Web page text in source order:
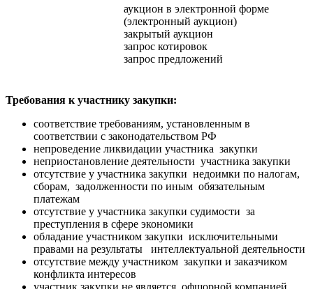
аукцион в электронной форме
(электронный аукцион)
закрытый аукцион
запрос котировок
запрос предложений
Требования к участнику закупки:
соответствие требованиям, установленным в
соответствии с законодательством РФ
непроведение ликвидации участника закупки
неприостановление деятельности участника закупки
отсутствие у участника закупки недоимки по налогам,
сборам, задолженности по иным обязательным
платежам
отсутствие у участника закупки судимости за
преступления в сфере экономики
обладание участником закупки исключительными
правами на результаты интеллектуальной деятельности
отсутствие между участником закупки и заказчиком
конфликта интересов
участник закупки не является офшорной компанией.